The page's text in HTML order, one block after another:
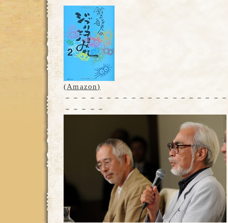
(Amazon)
－－－－－－－－－－－－－－－－－－－
－－－－－